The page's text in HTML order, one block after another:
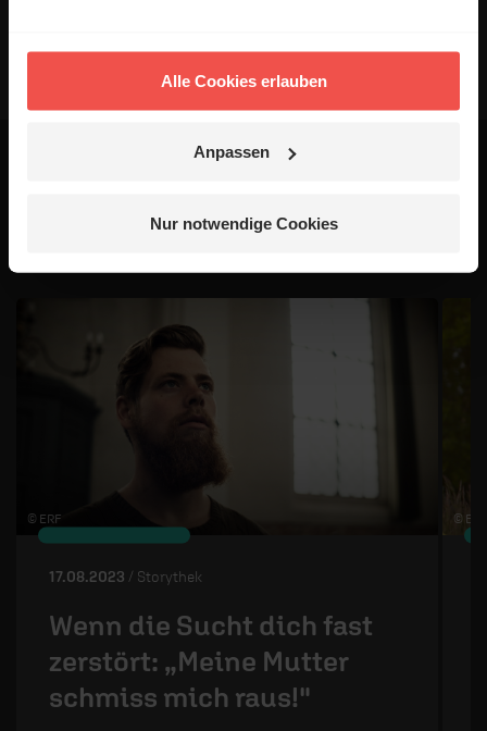
Alle Cookies erlauben
Anpassen
Nur notwendige Cookies
interessieren
© ERF
17.08.2023 / Storythek
Wenn die Sucht dich fast
zerstört: „Meine Mutter
schmiss mich raus!"
© ERF
1 / 4